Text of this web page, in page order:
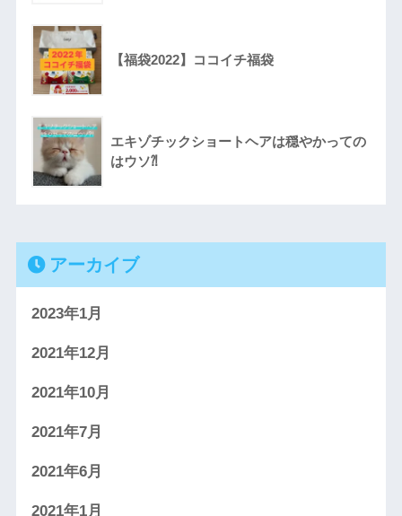
【福袋2022】ココイチ福袋
エキゾチックショートヘアは穏やかっての
はウソ⁈
アーカイブ
2023年1月
2021年12月
2021年10月
2021年7月
2021年6月
2021年1月